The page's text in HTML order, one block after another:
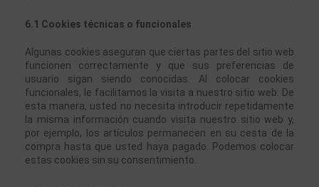
6.1 Cookies técnicas o funcionales
Algunas cookies aseguran que ciertas partes del sitio web
funcionen correctamente y que sus preferencias de
usuario sigan siendo conocidas. Al colocar cookies
funcionales, le facilitamos la visita a nuestro sitio web. De
esta manera, usted no necesita introducir repetidamente
la misma información cuando visita nuestro sitio web y,
por ejemplo, los artículos permanecen en su cesta de la
compra hasta que usted haya pagado. Podemos colocar
estas cookies sin su consentimiento.